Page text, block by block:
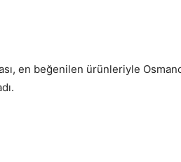
en beğenilen ürünleriyle